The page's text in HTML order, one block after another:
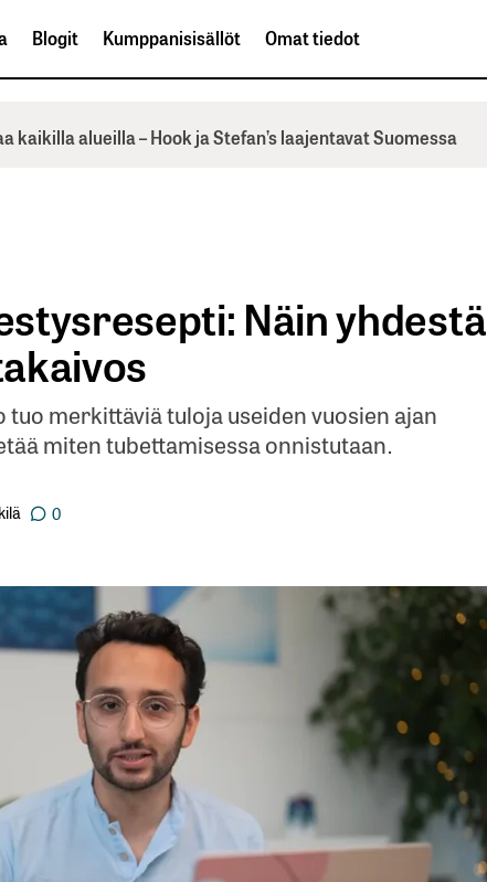
Blogit Kumppanisisällöt Omat tiedot
kaikilla alueilla – Hook ja Stefan’s laajentavat Suomessa
Näin yhdestä
merkittäviä tuloja useiden vuosien ajan
miten tubettamisessa onnistutaan.
0